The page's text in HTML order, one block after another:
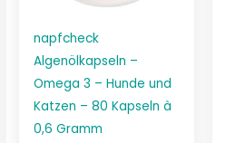
napfcheck
Algenölkapseln –
Omega 3 – Hunde und
Katzen – 80 Kapseln à
0,6 Gramm